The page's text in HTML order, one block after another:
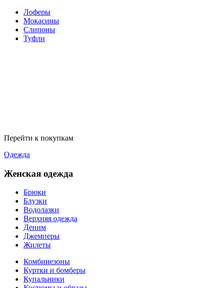
Лоферы
Мокасины
Слипоны
Туфли
Перейти к покупкам
Одежда
Женская одежда
Брюки
Блузки
Водолазки
Верхняя одежда
Деним
Джемперы
Жилеты
Комбинезоны
Куртки и бомберы
Купальники